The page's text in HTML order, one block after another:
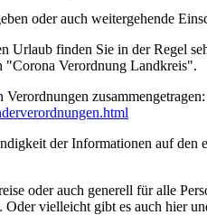
oder auch weitergehende
finden Sie in der Regel
"Corona Verordnung Landkreis".
zusammengetragen:
der Informationen auf
oder auch generell für alle
vielleicht gibt es auch hier